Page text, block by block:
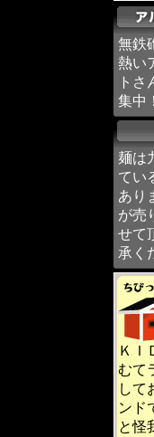
無鉄
熱い
トさ
集中！
麺は
てい
あり
が売
せて
承く
ＫＩ
むて
して
ンド
と怪